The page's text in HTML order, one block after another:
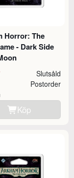
Horror: The
- Dark Side
Slutsåld
Postorder
Köp